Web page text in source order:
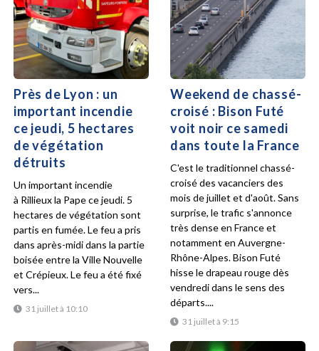
Près de Lyon : un
important incendie
ce jeudi, 5 hectares
de végétation
détruits
31 juillet à 10:10
Un important incendie
à Rillieux la Pape ce jeudi. 5
hectares de végétation sont
partis en fumée. Le feu a pris
dans après-midi dans la partie
boisée entre la Ville Nouvelle
et Crépieux. Le feu a été fixé
vers...
Weekend de chassé-
croisé : Bison Futé
voit noir ce samedi
dans toute la France
31 juillet à 9:15
C'est le traditionnel chassé-
croisé des vacanciers des
mois de juillet et d'août. Sans
surprise, le trafic s'annonce
très dense en France et
notamment en Auvergne-
Rhône-Alpes. Bison Futé
hisse le drapeau rouge dès
vendredi dans le sens des
départs....